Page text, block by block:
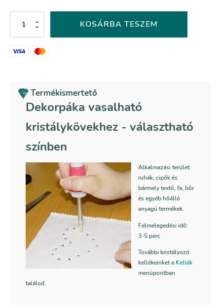
Dekorpáka
vasalható
kristálykövekhez
mennyiség
KOSÁRBA TESZEM
Termékismertető
Dekorpáka vasalható
kristálykövekhez - választható
színben
Alkalmazási terület:
ruhák, cipők és
bármely textil, fa, bőr
és egyéb hőálló
anyagú termékek.
Felmelegedési idő:
3-5 perc
További kristályozó
kellékeinket a Kellék
menüpontban
találod.